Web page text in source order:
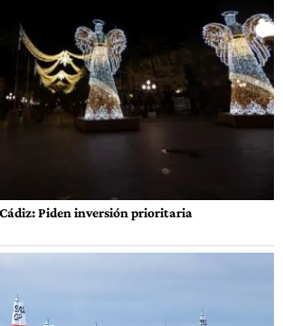
Piden inversión prioritaria